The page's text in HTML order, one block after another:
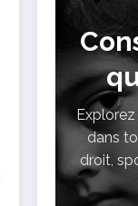
dans
droit,